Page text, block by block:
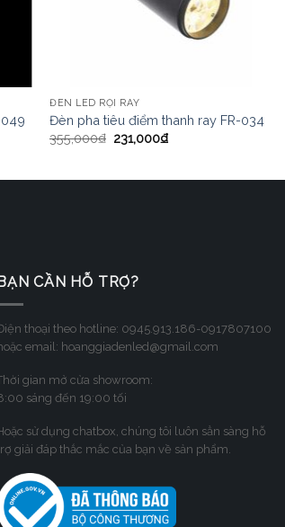
ĐÈN LED RỌI RAY
Đèn pha tiêu điểm thanh ray FR-034
355,000₫ 231,000₫
BẠN CẦN HỖ TRỢ?
thoại theo hotline: 0945.913.186-0917807100
email: hoanggiadenled@gmail.com
gian mở cửa showroom:
sáng đến 19:00 tối
sử dụng chatbox, chúng tôi luôn sẳn sàng hỗ
giải đáp thắc mắc của bạn về sản phẩm.